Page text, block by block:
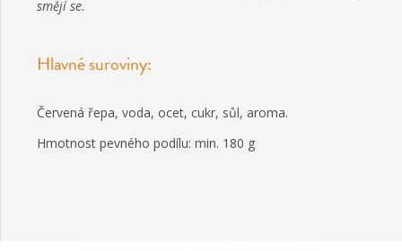
smějí se.
Hlavné suroviny:
Červená řepa, voda, ocet, cukr, sůl, aroma.
Hmotnost pevného podílu: min. 180 g